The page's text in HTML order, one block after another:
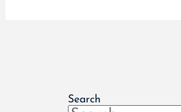
Search